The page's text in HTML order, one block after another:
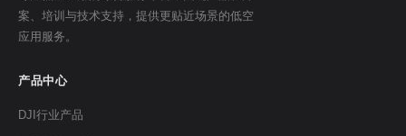
案、培训与技术支持，提供更贴近场景的低空
应用服务。
产品中心
DJI行业产品